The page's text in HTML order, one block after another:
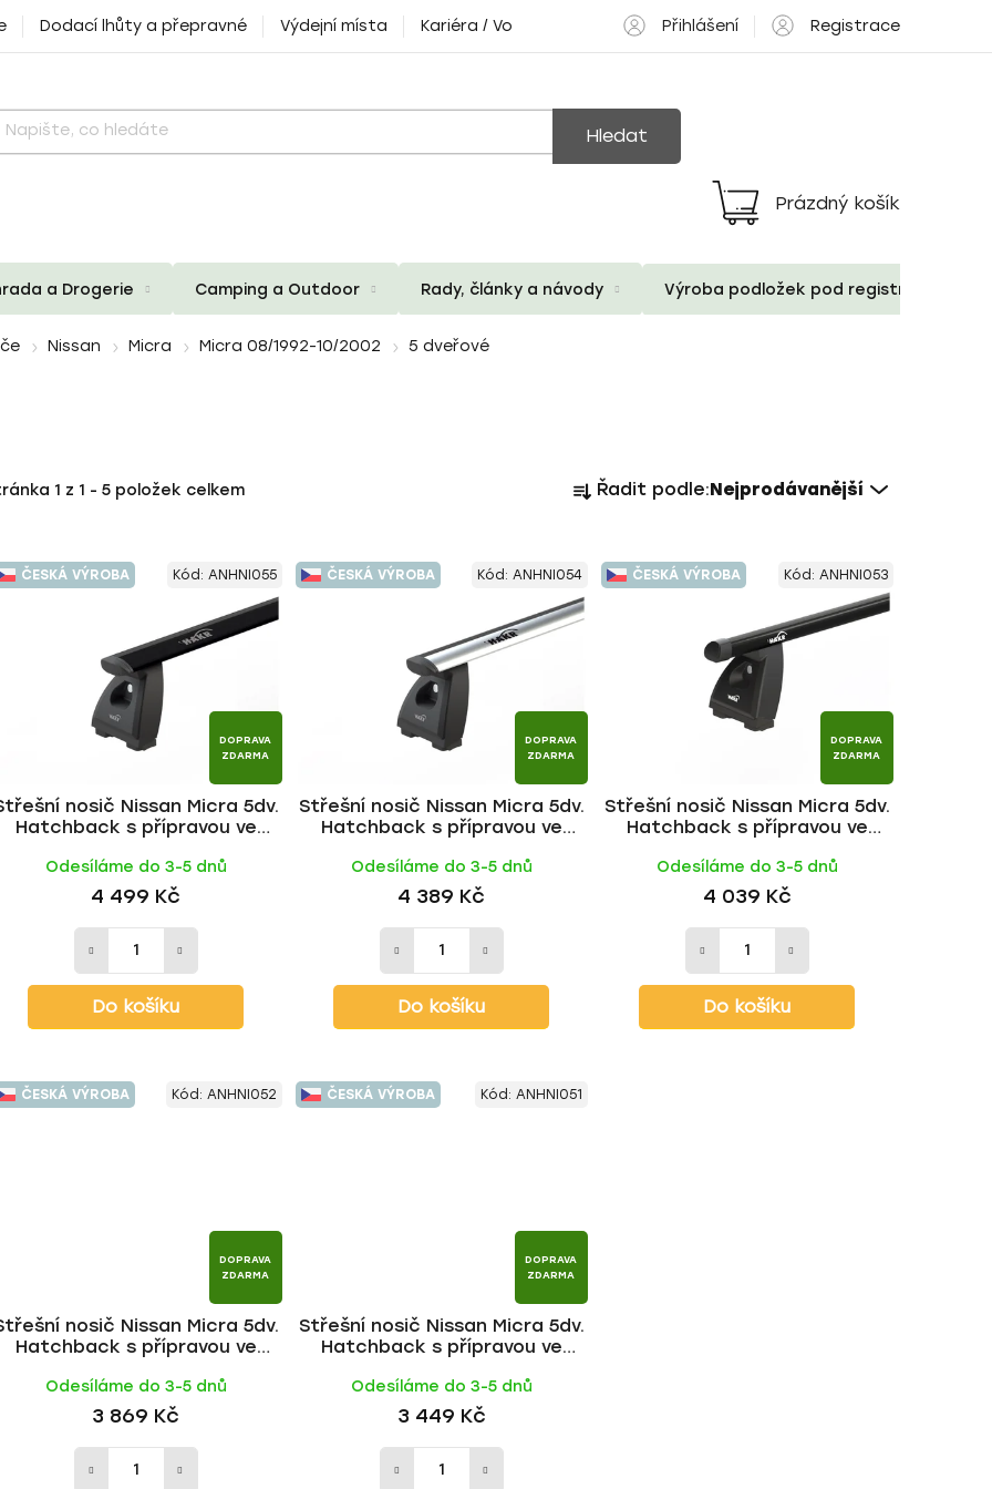
Dodací lhůty a přepravné Výdejní místa Kariéra / Volné pozice Přihlášení Registrace
Hledat
Nákupní
košík
Prázdný košík
a Drogerie Camping a Outdoor Rady, články a návody Výroba podložek pod registrační
Nissan Micra Micra 08/1992-10/2002 5 dveřové
1 z 1 - 5 položek celkem
a
n
í
o
d
u
k
t
Řadit podle:Nejprodávanější
ČESKÁ VÝROBA
DOPRAVA
ZDARMA
nosič Nissan Micra 5dv.
Hatchback s přípravou ve
tyč | HAKR
Odesíláme do 3-5 dnů
4 499 Kč
Do košíku
Kód: ANHNI055 ČESKÁ VÝROBA
DOPRAVA
ZDARMA
Střešní nosič Nissan Micra 5dv.
Hatchback s přípravou ve
tyč | HAKR
Odesíláme do 3-5 dnů
4 389 Kč
Do košíku
Kód: ANHNI054 ČESKÁ VÝROBA
DOPRAVA
ZDARMA
Střešní nosič Nissan Micra 5dv.
Hatchback s přípravou ve
tyč | HAKR
Odesíláme do 3-5 dnů
4 039 Kč
Do košíku
Kód: ANHNI053
ČESKÁ VÝROBA
DOPRAVA
ZDARMA
nosič Nissan Micra 5dv.
Hatchback s přípravou ve
HAKR
Odesíláme do 3-5 dnů
3 869 Kč
Kód: ANHNI052 ČESKÁ VÝROBA
DOPRAVA
ZDARMA
Střešní nosič Nissan Micra 5dv.
Hatchback s přípravou ve
Odesíláme do 3-5 dnů
3 449 Kč
Kód: ANHNI051